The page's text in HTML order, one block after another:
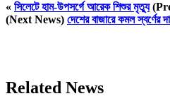
« সিলেটে হাম-উপসর্গে আরেক শিশুর মৃত্যু
(Next News) দেশের বাজারে কমল স্বর্ণের
Related News